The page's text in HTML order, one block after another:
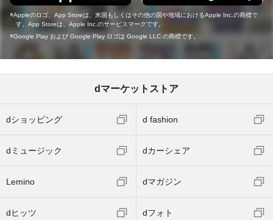
Appleのロゴ、App Storeは、米国もしくはその他の国や地域におけるApple Inc.の商標で
す。App Storeは、Apple Inc.のサービスマークです。
Google Play および Google Play ロゴは Google LLC の商標です。
dマーケットストア
dショッピング d fashion
dミュージック dカーシェア
Lemino dマガジン
dヒッツ dフォト